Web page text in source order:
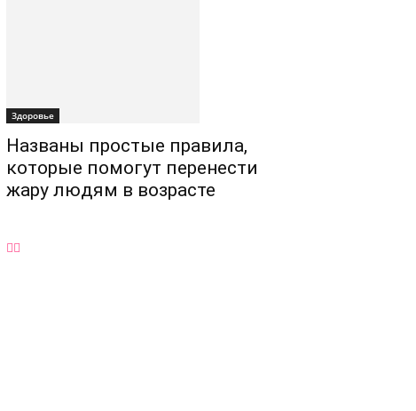
Здоровье
Названы простые правила,
которые помогут перенести
жару людям в возрасте